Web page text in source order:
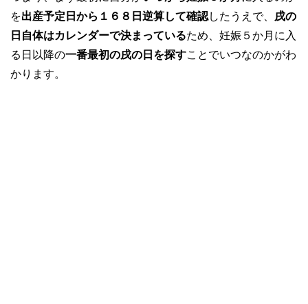
を出産予定日から１６８日逆算して確認したうえで、
戌の
日自体はカレンダーで決まっているため、妊娠５か月に入
る日以降の一番最初の戌の日を探すことでいつなのかがわ
かります。